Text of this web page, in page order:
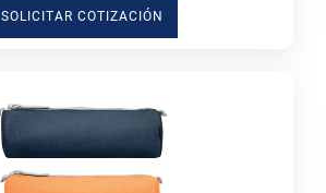
SOLICITAR COTIZACIÓN